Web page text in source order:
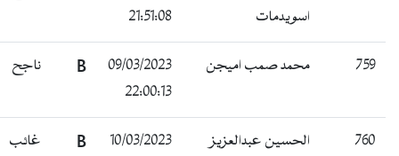
اسويدمات
21:51:08
759 محمد صمب اميجن
09/03/2023
22:00:13
B ناجح
760
الحسين عبدالعزيز
10/03/2023
B غائب